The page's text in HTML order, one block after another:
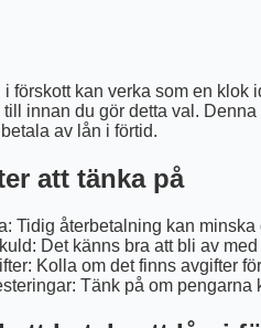
förskott kan verka som en klok
till innan du gör detta val.
av lån i förtid.
att tänka på
Tidig återbetalning kan
Det känns bra att bli av
Kolla om det finns avgifter
Tänk på om